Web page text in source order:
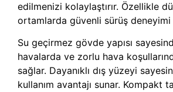
edilmenizi kolaylaştırır. Özellikle
ortamlarda güvenli sürüş deneyimi
Su geçirmez gövde yapısı
havalarda ve zorlu hava
sağlar. Dayanıklı dış yüzeyi
kullanım avantajı sunar. Kompakt